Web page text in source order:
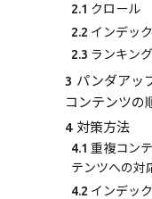
2.1 クロール
2.2 インデッ
2.3 ランキング
3 パンダアッ
コンテンツの
4 対策方法
4.1 重複コン
テンツへの対
4.2 インデッ